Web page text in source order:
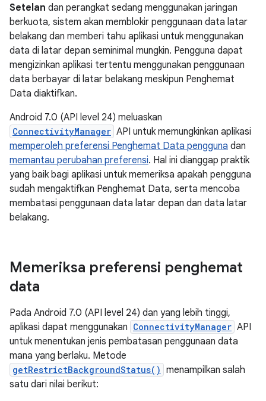
Setelan dan perangkat sedang menggunakan jaringan
berkuota, sistem akan memblokir penggunaan data latar
belakang dan memberi tahu aplikasi untuk menggunakan
data di latar depan seminimal mungkin. Pengguna dapat
mengizinkan aplikasi tertentu menggunakan penggunaan
data berbayar di latar belakang meskipun Penghemat
Data diaktifkan.
Android 7.0 (API level 24) meluaskan
ConnectivityManager API untuk memungkinkan aplikasi
memperoleh preferensi Penghemat Data pengguna dan
memantau perubahan preferensi. Hal ini dianggap praktik
yang baik bagi aplikasi untuk memeriksa apakah pengguna
sudah mengaktifkan Penghemat Data, serta mencoba
membatasi penggunaan data latar depan dan data latar
belakang.
Memeriksa preferensi penghemat
data
Pada Android 7.0 (API level 24) dan yang lebih tinggi,
aplikasi dapat menggunakan ConnectivityManager API
untuk menentukan jenis pembatasan penggunaan data
mana yang berlaku. Metode
getRestrictBackgroundStatus() menampilkan salah
satu dari nilai berikut: